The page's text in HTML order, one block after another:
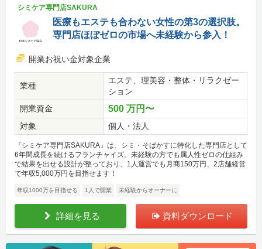
シミケア専門店SAKURA
医療もエステも合わない女性の第3の選択肢。
専門店ほぼゼロの市場へ未経験から参入！
開業お祝い金対象企業
業種
エステ、理美容・整体・リラクゼー
ション
開業資金
500 万円〜
対象 個人・法人
『シミケア専門店SAKURA』は、シミ・そばかすに特化した専門店として
6年間成長を続けるフランチャイズ。未経験の方でも属人性ゼロの仕組み
で結果を出せる設計が整っており、1人運営でも月商150万円、2店舗経営
で年収5,000万円を目指せます！
年収1000万を目指せる 1人で開業 未経験からオーナーに
詳細を見る 資料ダウンロード